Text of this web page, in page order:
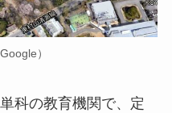
）
科の教育機関で、定